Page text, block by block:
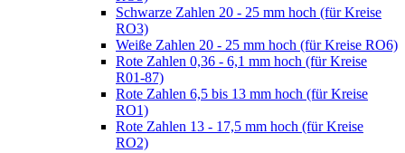
Schwarze Zahlen 20 - 25 mm hoch (für Kreise
RO3)
Weiße Zahlen 20 - 25 mm hoch (für Kreise RO6)
Rote Zahlen 0,36 - 6,1 mm hoch (für Kreise
R01-87)
Rote Zahlen 6,5 bis 13 mm hoch (für Kreise
RO1)
Rote Zahlen 13 - 17,5 mm hoch (für Kreise
RO2)